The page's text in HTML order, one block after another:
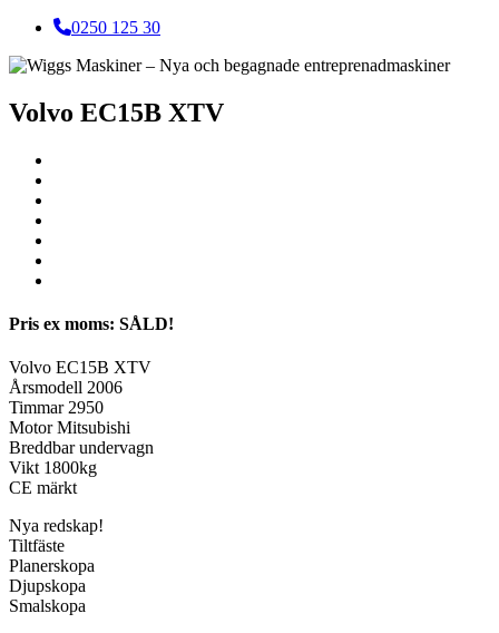
0250 125 30
Volvo EC15B XTV
Pris ex moms: SÅLD!
Volvo EC15B XTV
Årsmodell 2006
Timmar 2950
Motor Mitsubishi
Breddbar undervagn
Vikt 1800kg
CE märkt
Nya redskap!
Tiltfäste
Planerskopa
Djupskopa
Smalskopa